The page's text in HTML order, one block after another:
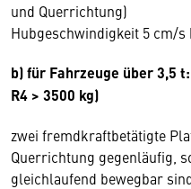
und Querrichtung)
Hubgeschwindigkeit 5 cm/s
b) für Fahrzeuge über 3,5 t:
R4 > 3500 kg)
zwei fremdkraftbetätigte
Querrichtung gegenläufig,
gleichlaufend bewegbar